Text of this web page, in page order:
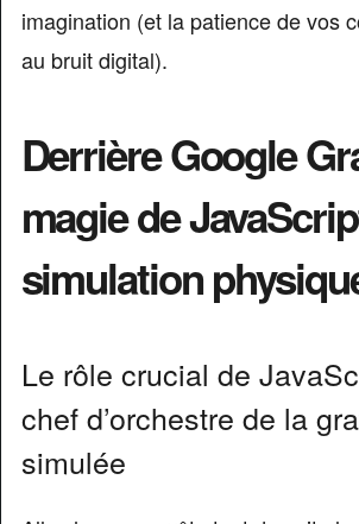
imagination (et la patience de vos
au bruit digital).
Derrière Google
magie de
simulation
Le rôle crucial de
chef d’orchestre de la
simulée